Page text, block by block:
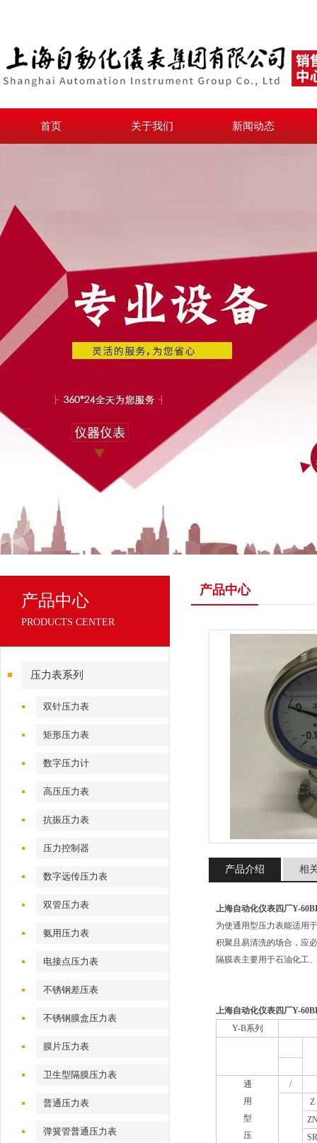
首页 关于我们 新闻动态
产品中心
PRODUCTS CENTER
压力表系列
双针压力表
矩形压力表
数字压力计
高压压力表
抗振压力表
压力控制器
数字远传压力表
双管压力表
氨用压力表
电接点压力表
不锈钢差压表
不锈钢膜盒压力表
膜片压力表
卫生型隔膜压力表
普通压力表
弹簧管普通压力表
产品中心
产品介绍 相
上海自动化仪表四厂Y-
为使通用型压力表能适用
积聚且易清洗的场合，应
隔膜表主要用于石油化工
上海自动化仪表四厂Y-
Y-B系列
通
用
型
压
/
Z
SR